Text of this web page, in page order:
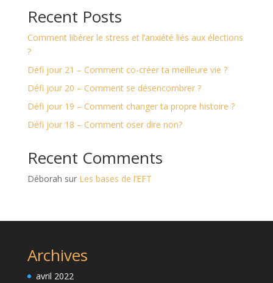
Recent Posts
Comment libérer le stress et l’anxiété liés aux élections
?
Défi jour 21 – Comment co-créer ta meilleure vie ?
Défi jour 20 – Comment se désencombrer ?
Défi jour 19 – Comment changer ta propre histoire ?
Défi jour 18 – Comment oser dire non?
Recent Comments
Déborah sur Les bases de l’EFT
Archives
avril 2022